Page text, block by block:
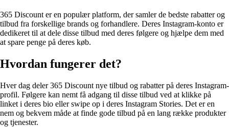
365 Discount er en populær platform, der samler de bedste rabatter og
tilbud fra forskellige brands og forhandlere. Deres Instagram-konto er
dedikeret til at dele disse tilbud med deres følgere og hjælpe dem med
at spare penge på deres køb.
Hvordan fungerer det?
Hver dag deler 365 Discount nye tilbud og rabatter på deres Instagram-
profil. Følgere kan nemt få adgang til disse tilbud ved at klikke på
linket i deres bio eller swipe op i deres Instagram Stories. Det er en
nem og bekvem måde at finde gode tilbud på en lang række produkter
og tjenester.